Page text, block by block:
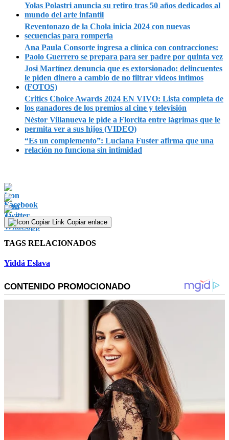
Yolas Polastri anuncia su retiro tras 50 años dedicados al
mundo del arte infantil
Reventonazo de la Chola inicia 2024 con nuevas
secuencias para romperla
Ana Paula Consorte ingresa a clínica con contracciones:
Paolo Guerrero se prepara para ser padre por quinta vez
Josi Martínez denuncia que es extorsionado: delincuentes
le piden dinero a cambio de no filtrar videos íntimos
(FOTOS)
Critics Choice Awards 2024 EN VIVO: Lista completa de
los ganadores de los premios al cine y televisión
Néstor Villanueva le pide a Florcita entre lágrimas que le
permita ver a sus hijos (VIDEO)
“Es un complemento”: Luciana Fuster afirma que una
relación no funciona sin intimidad
Copiar enlace
TAGS RELACIONADOS
Yiddá Eslava